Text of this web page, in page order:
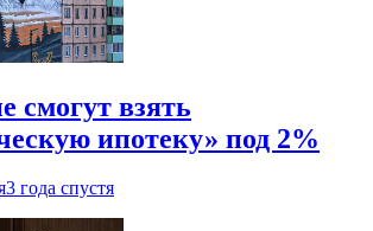
смогут взять
ипотеку» под 2%
3 года спустя